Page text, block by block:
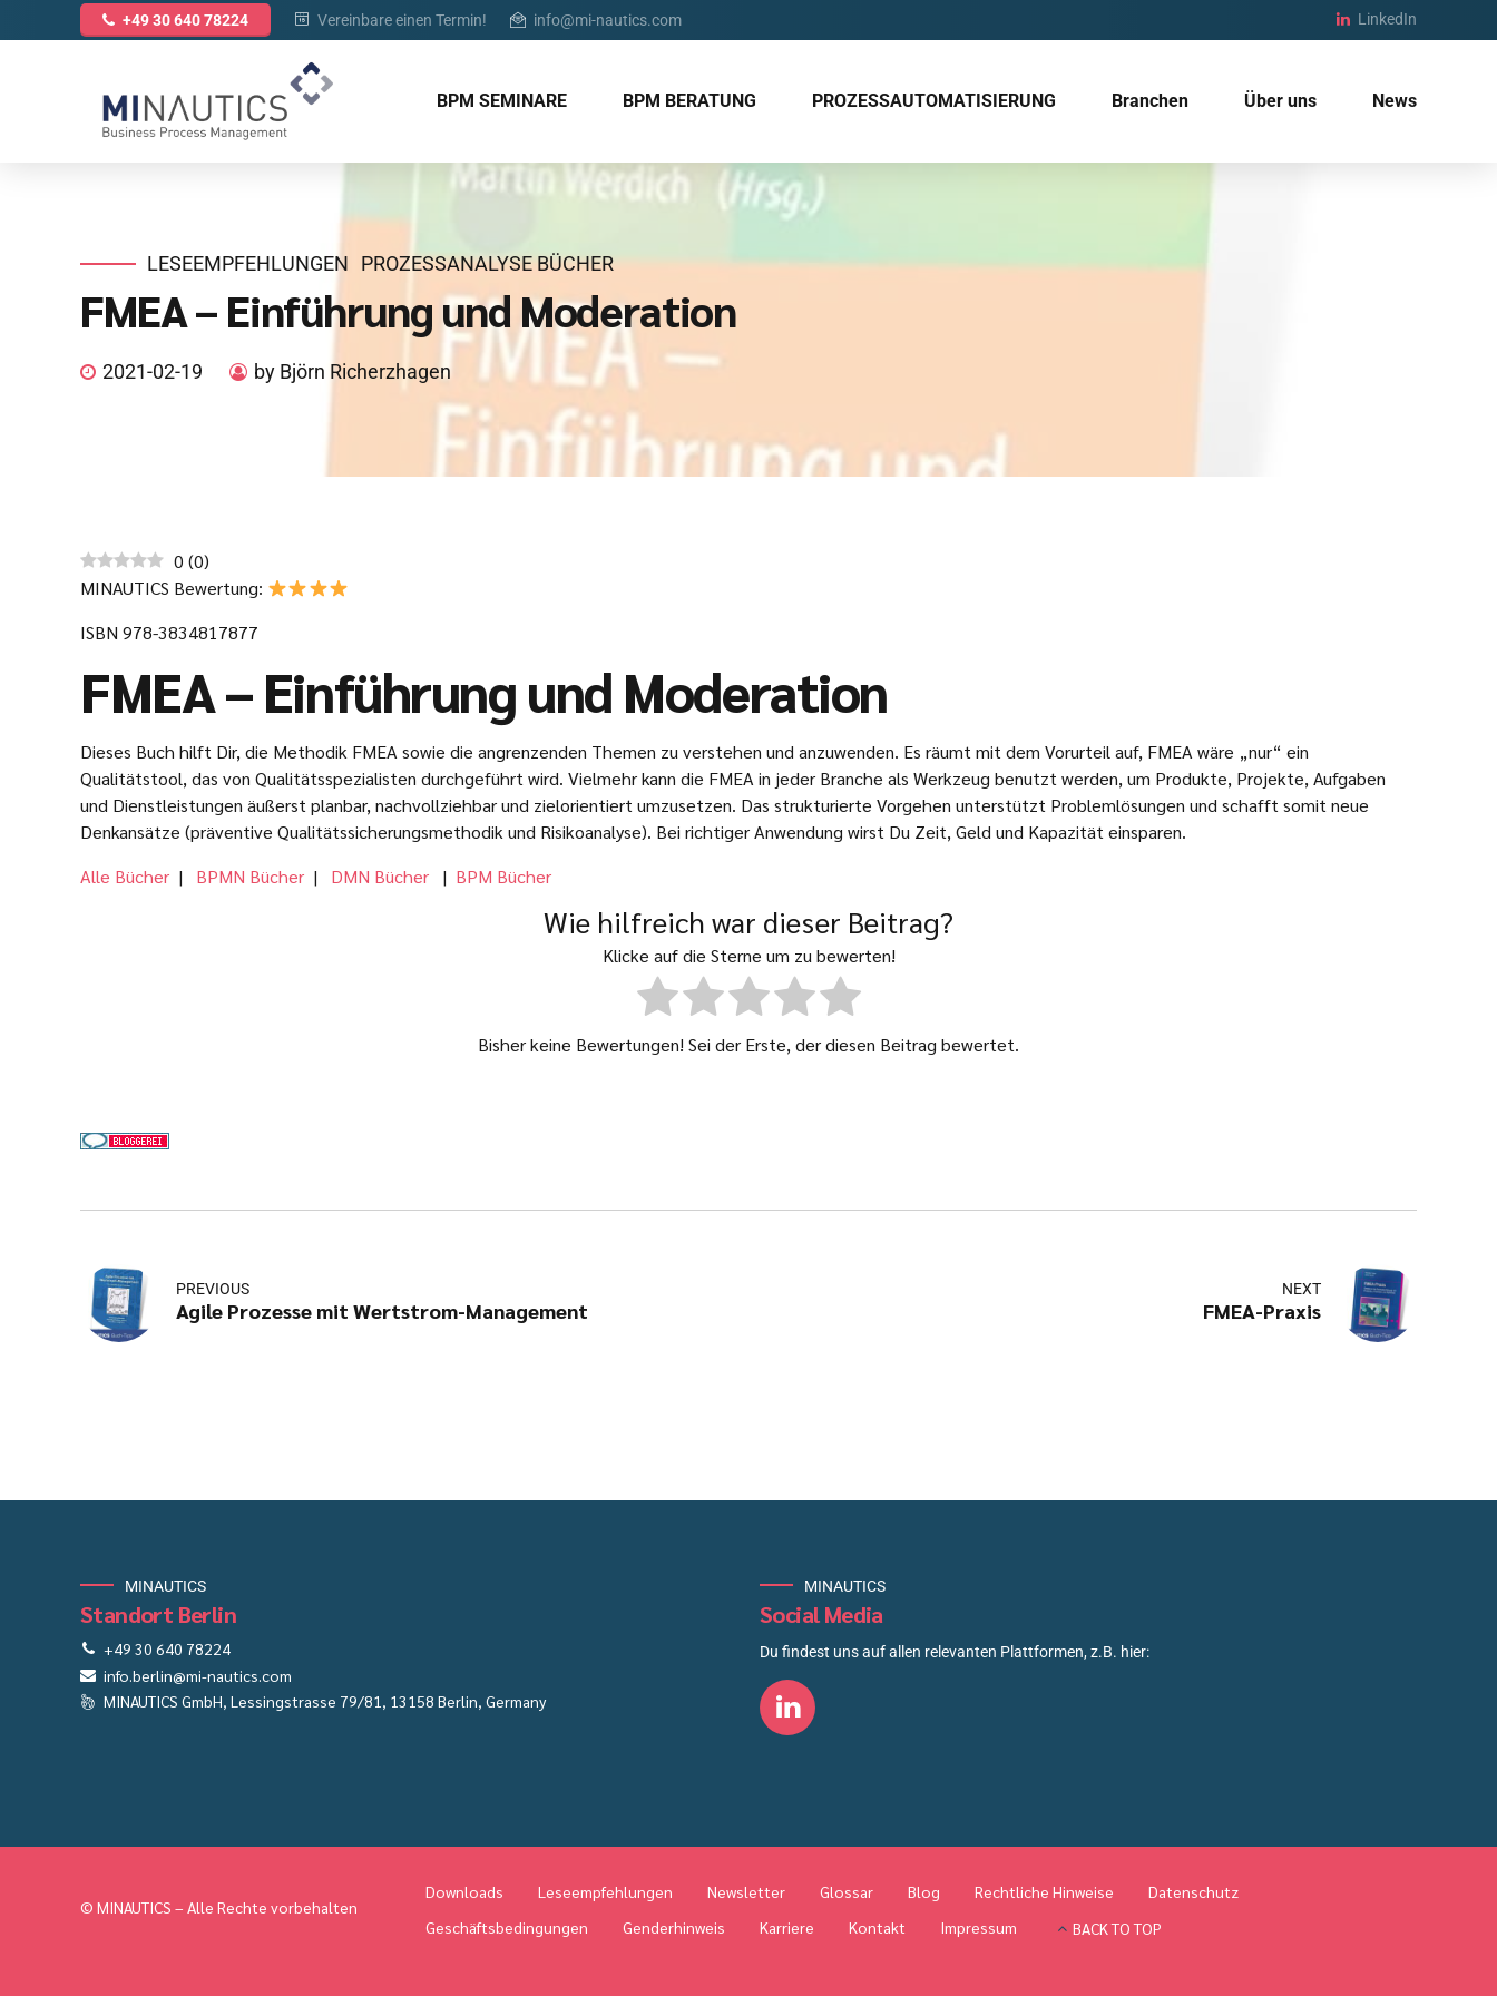
+49 30 640 78224 Vereinbare einen Termin! info@mi-nautics.com LinkedIn
BPM SEMINARE BPM BERATUNG PROZESSAUTOMATISIERUNG Branchen Über uns News
LESEEMPFEHLUNGEN PROZESSANALYSE BÜCHER
FMEA – Einführung und Moderation
2021-02-19 by Björn Richerzhagen
0 (0)
MINAUTICS Bewertung:
ISBN 978-3834817877
FMEA – Einführung und Moderation
Dieses Buch hilft Dir, die Methodik FMEA sowie die angrenzenden Themen zu verstehen und anzuwenden. Es räumt mit dem Vorurteil auf, FMEA wäre „nur“ ein
Qualitätstool, das von Qualitätsspezialisten durchgeführt wird. Vielmehr kann die FMEA in jeder Branche als Werkzeug benutzt werden, um Produkte, Projekte, Aufgaben
und Dienstleistungen äußerst planbar, nachvollziehbar und zielorientiert umzusetzen. Das strukturierte Vorgehen unterstützt Problemlösungen und schafft somit neue
Denkansätze (präventive Qualitätssicherungsmethodik und Risikoanalyse). Bei richtiger Anwendung wirst Du Zeit, Geld und Kapazität einsparen.
Alle Bücher | BPMN Bücher | DMN Bücher | BPM Bücher
Wie hilfreich war dieser Beitrag?
Klicke auf die Sterne um zu bewerten!
Bisher keine Bewertungen! Sei der Erste, der diesen Beitrag bewertet.
PREVIOUS
Agile Prozesse mit Wertstrom-Management
NEXT
FMEA-Praxis
MINAUTICS
Standort Berlin
+49 30 640 78224
info.berlin@mi-nautics.com
MINAUTICS GmbH, Lessingstrasse 79/81, 13158 Berlin, Germany
MINAUTICS
Social Media
Du findest uns auf allen relevanten Plattformen, z.B. hier:
© MINAUTICS – Alle Rechte vorbehalten
Downloads Leseempfehlungen Newsletter Glossar Blog Rechtliche Hinweise
Datenschutz
Geschäftsbedingungen
Genderhinweis Karriere Kontakt Impressum BACK TO TOP